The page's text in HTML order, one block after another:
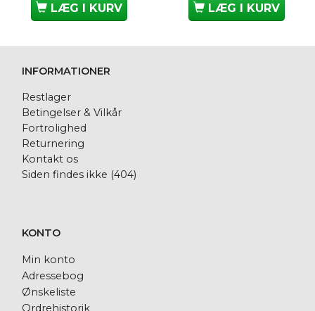
LÆG I KURV
LÆG I KURV
INFORMATIONER
Restlager
Betingelser & Vilkår
Fortrolighed
Returnering
Kontakt os
Siden findes ikke (404)
KONTO
Min konto
Adressebog
Ønskeliste